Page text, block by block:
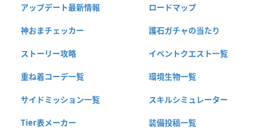
アップデート最新情報 ロードマップ
神おまチェッカー 護石ガチャの当たり
ストーリー攻略 イベントクエスト一覧
重ね着コーデ一覧 環境生物一覧
サイドミッション一覧 スキルシミュレーター
Tier表メーカー 装備投稿一覧